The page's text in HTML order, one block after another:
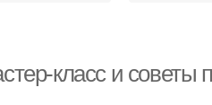
класс и советы